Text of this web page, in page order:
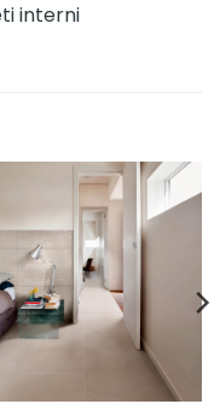
interni